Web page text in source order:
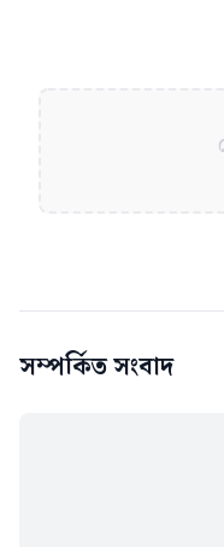
সম্পর্কিত সংবাদ